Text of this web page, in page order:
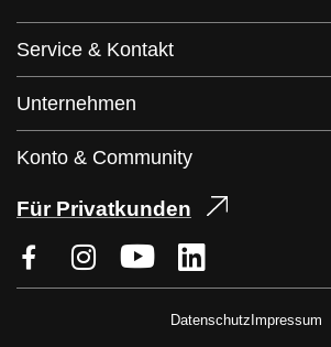
Service & Kontakt
Unternehmen
Konto & Community
Für Privatkunden
Datenschutz Impressum